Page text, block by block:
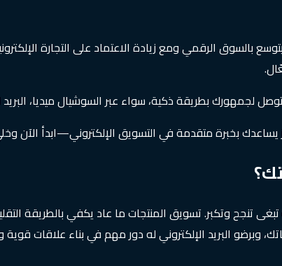
الرقمي ومع زيادة الاعتماد على التجارة
لجمهورك بطريقة ذكية، سواء عبر السوشيال ميديا، البريد
يساعدك بخبرة متقدمة في التسويق الإلكتروني—ابدأ
تنجح وتكبر. تسويق المنتجات ما عاد يكفي بالطريقة
وبرضو البريد الإلكتروني له دور مهم في بناء علاقات